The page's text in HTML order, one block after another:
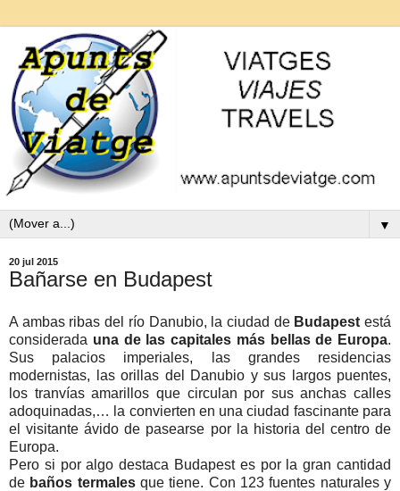
▼
20 jul 2015
Bañarse en Budapest
A ambas ribas del río Danubio, la ciudad de Budapest está
considerada una de las capitales más bellas de Europa.
Sus palacios imperiales, las grandes residencias
modernistas, las orillas del Danubio y sus largos puentes,
los tranvías amarillos que circulan por sus anchas calles
adoquinadas,… la convierten en una ciudad fascinante para
el visitante ávido de pasearse por la historia del centro de
Europa.
Pero si por algo destaca Budapest es por la gran cantidad
de baños termalesque tiene. Con 123 fuentes naturales y